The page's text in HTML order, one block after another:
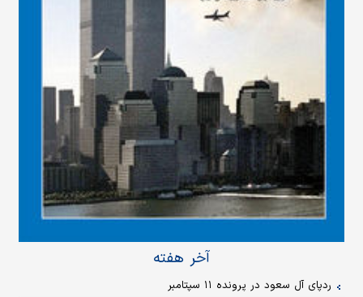
آخر هفته
ردپای آل سعود در پرونده ۱۱ سپتامبر